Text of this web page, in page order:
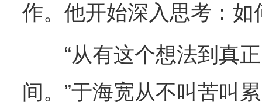
作。他开始深入思考：
“从有这个想法到真正
间。”于海宽从不叫苦叫